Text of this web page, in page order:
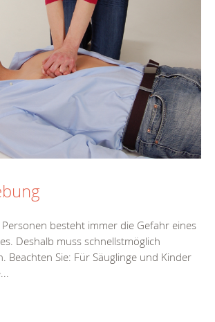
besteht immer die Gefahr eines
Deshalb muss schnellstmöglich
Beachten Sie: Für Säuglinge und Kinder